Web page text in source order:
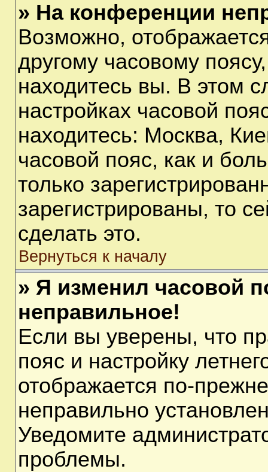
» На конференции
Возможно,
другому часовому
находитесь вы. В этом
настройках часовой
находитесь: Москва,
часовой пояс, как и
только
зарегистрированы, то
сделать это.
Вернуться к началу
» Я изменил часовой
неправильное!
Если вы уверены, что
пояс и настройку
отображается по-
неправильно
Уведомите
проблемы.